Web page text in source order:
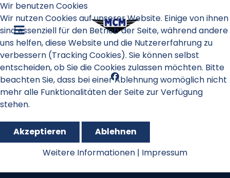
RES 2018
Wir benutzen Cookies
Wir nutzen Cookies auf unserer Website. Einige von ihnen
sind essenziell für den Betrieb der Seite, während andere
uns helfen, diese Website und die Nutzererfahrung zu
verbessern (Tracking Cookies). Sie können selbst
entscheiden, ob Sie die Cookies zulassen möchten. Bitte
beachten Sie, dass bei einer Ablehnung womöglich nicht
mehr alle Funktionalitäten der Seite zur Verfügung
stehen.
Akzeptieren
Ablehnen
Weitere Informationen | Impressum